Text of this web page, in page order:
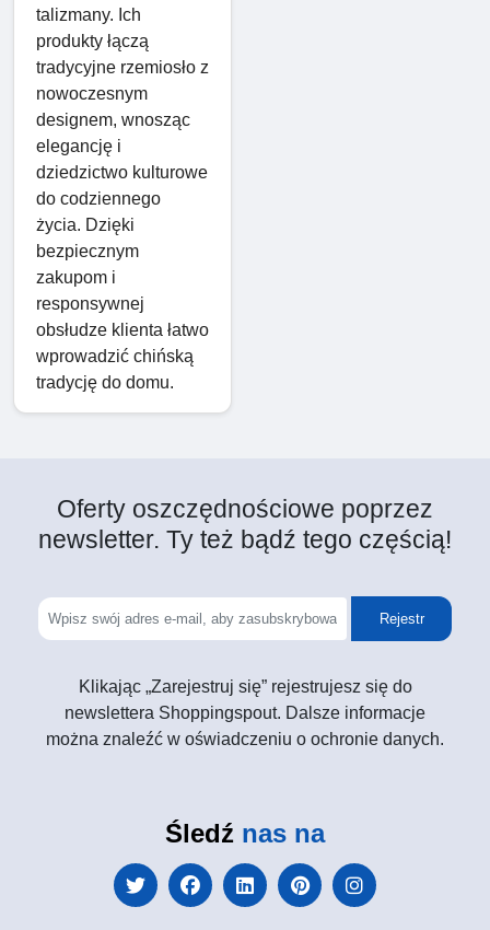
talizmany. Ich
produkty łączą
tradycyjne rzemiosło z
nowoczesnym
designem, wnosząc
elegancję i
dziedzictwo kulturowe
do codziennego
życia. Dzięki
bezpiecznym
zakupom i
responsywnej
obsłudze klienta łatwo
wprowadzić chińską
tradycję do domu.
Oferty oszczędnościowe poprzez
newsletter. Ty też bądź tego częścią!
Rejestr
Klikając „Zarejestruj się” rejestrujesz się do
newslettera Shoppingspout. Dalsze informacje
można znaleźć w oświadczeniu o ochronie danych.
Śledź nas na